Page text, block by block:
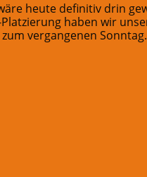
heute definitiv drin
haben wir
vergangenen